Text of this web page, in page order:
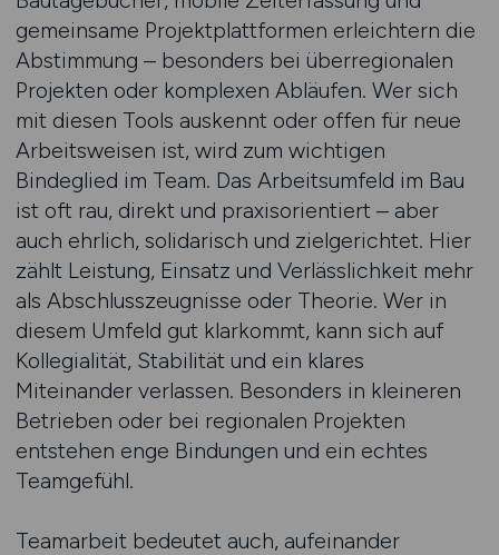
gemeinsame Projektplattformen erleichtern die
Abstimmung – besonders bei überregionalen
Projekten oder komplexen Abläufen. Wer sich
mit diesen Tools auskennt oder offen für neue
Arbeitsweisen ist, wird zum wichtigen
Bindeglied im Team. Das Arbeitsumfeld im Bau
ist oft rau, direkt und praxisorientiert – aber
auch ehrlich, solidarisch und zielgerichtet. Hier
zählt Leistung, Einsatz und Verlässlichkeit mehr
als Abschlusszeugnisse oder Theorie. Wer in
diesem Umfeld gut klarkommt, kann sich auf
Kollegialität, Stabilität und ein klares
Miteinander verlassen. Besonders in kleineren
Betrieben oder bei regionalen Projekten
entstehen enge Bindungen und ein echtes
Teamgefühl.
Teamarbeit bedeutet auch, aufeinander